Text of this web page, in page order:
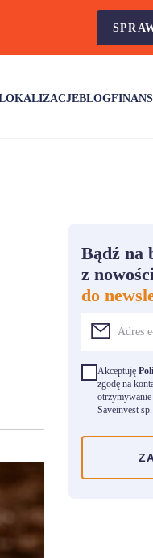
BLOG
Bądź na
z
do
Akceptuję
zgodę na
Saveinvest